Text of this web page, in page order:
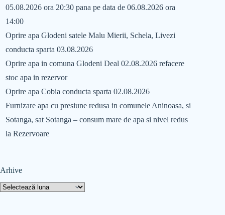
05.08.2026 ora 20:30 pana pe data de 06.08.2026 ora
14:00
Oprire apa Glodeni satele Malu Mierii, Schela, Livezi
conducta sparta 03.08.2026
Oprire apa in comuna Glodeni Deal 02.08.2026 refacere
stoc apa in rezervor
Oprire apa Cobia conducta sparta 02.08.2026
Furnizare apa cu presiune redusa in comunele Aninoasa, si
Sotanga, sat Sotanga – consum mare de apa si nivel redus
la Rezervoare
Arhive